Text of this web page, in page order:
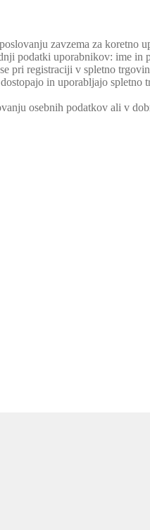
zavzema za koretno
podatki uporabnikov: ime
pri registraciji v spletno
in uporabljajo
osebnih podatkov ali v